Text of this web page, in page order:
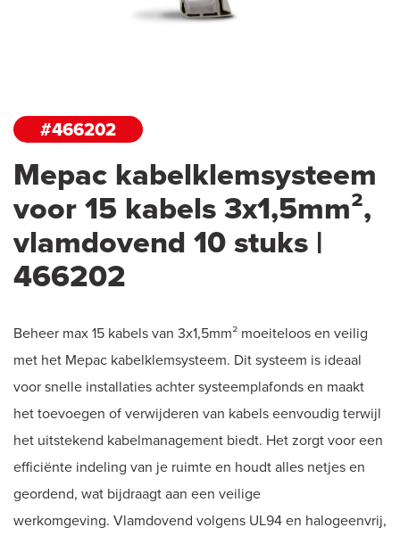
#466202
Mepac kabelklemsysteem
voor 15 kabels 3x1,5mm²,
vlamdovend 10 stuks |
466202
Beheer max 15 kabels van 3x1,5mm² moeiteloos en veilig
met het Mepac kabelklemsysteem. Dit systeem is ideaal
voor snelle installaties achter systeemplafonds en maakt
het toevoegen of verwijderen van kabels eenvoudig terwijl
het uitstekend kabelmanagement biedt. Het zorgt voor een
efficiënte indeling van je ruimte en houdt alles netjes en
geordend, wat bijdraagt aan een veilige
werkomgeving. Vlamdovend volgens UL94 en halogeenvrij,